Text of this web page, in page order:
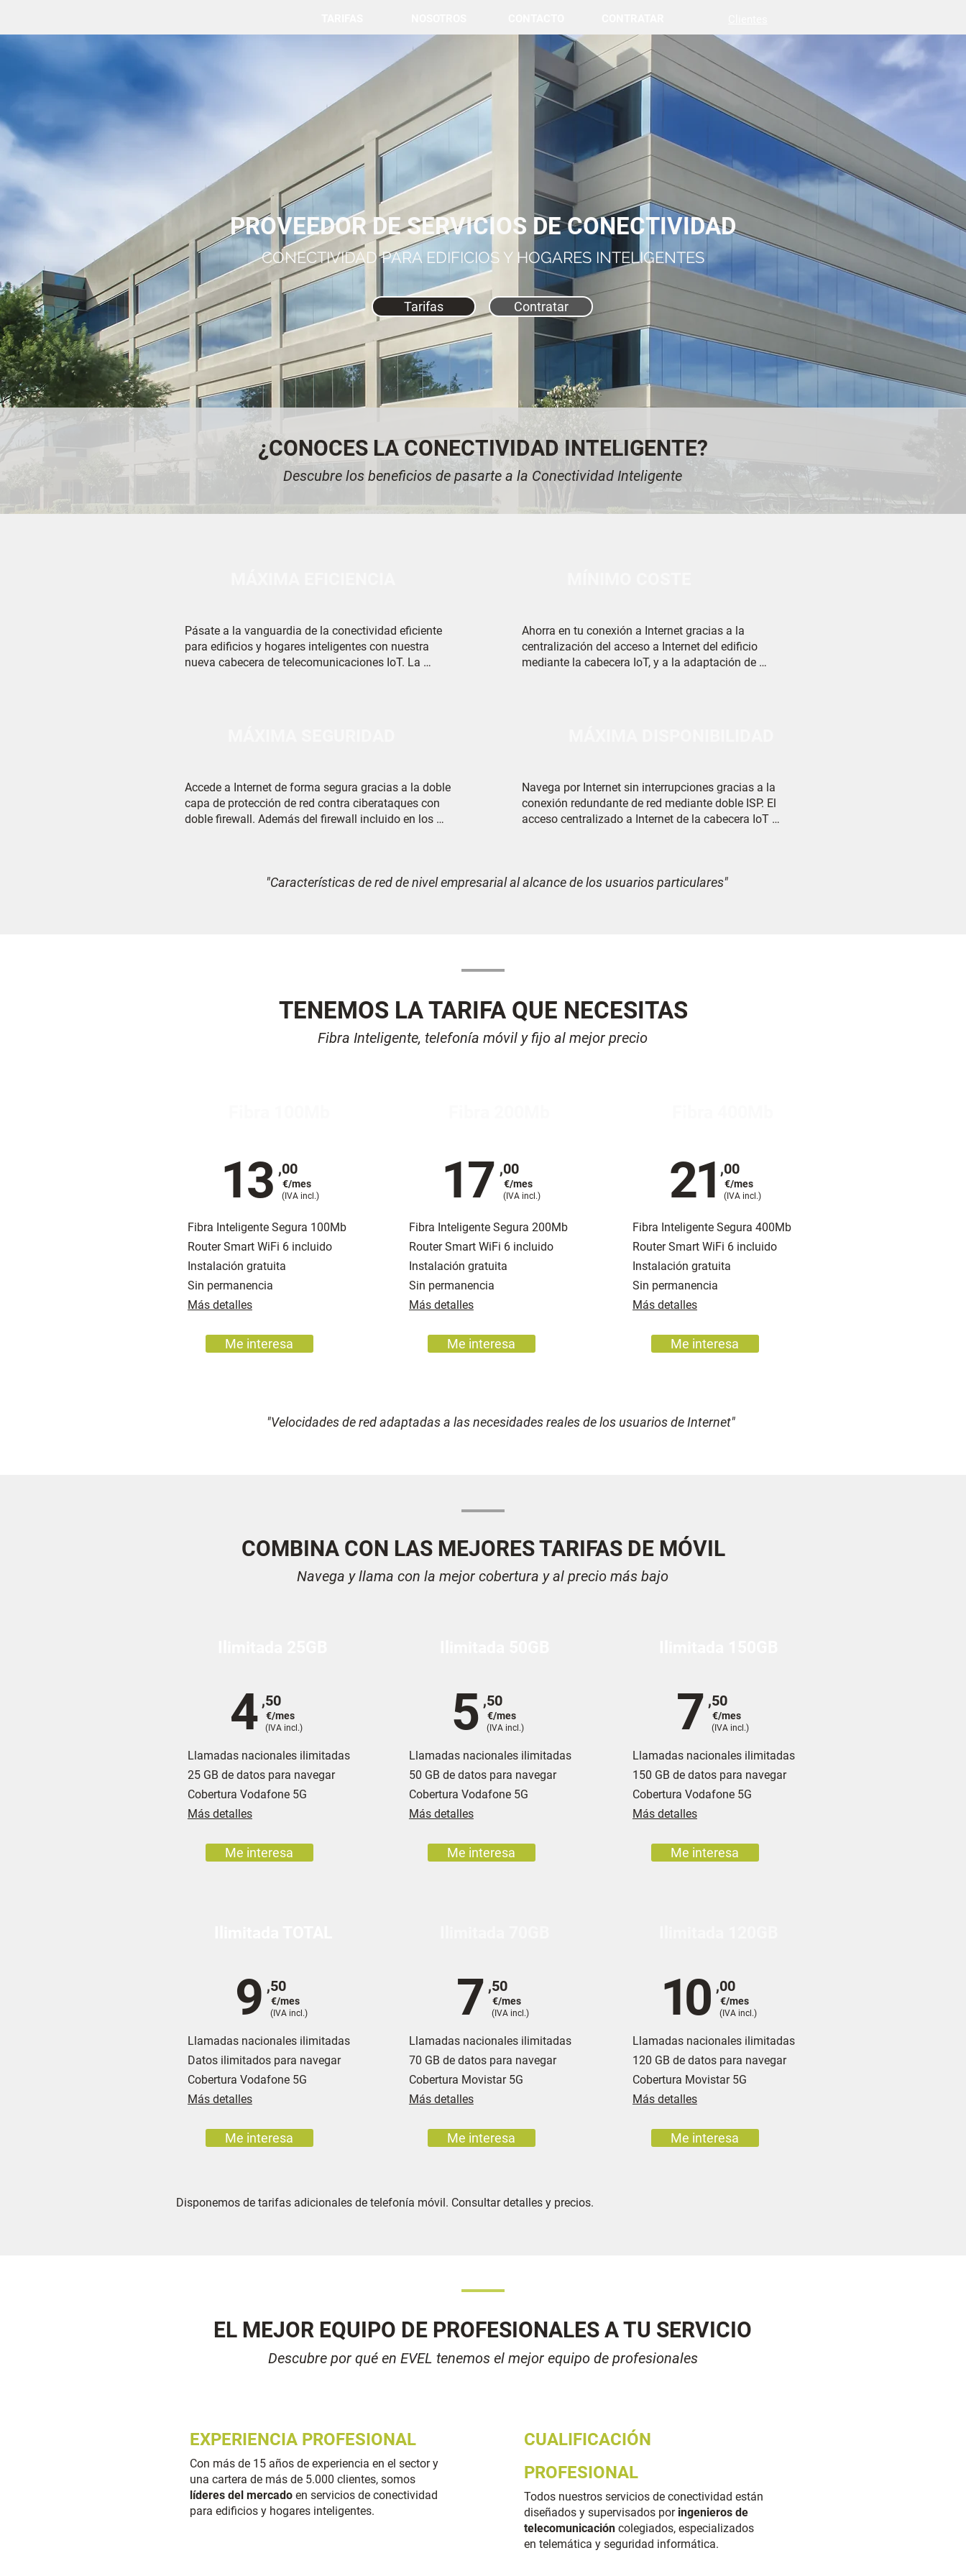
900 525 595
PROVEEDOR DE SERVICIOS DE CONECTIVIDAD
CONECTIVIDAD PARA EDIFICIOS Y HOGARES INTELIGENTES
Tarifas Contratar
¿CONOCES LA CONECTIVIDAD INTELIGENTE?
Descubre los beneficios de pasarte a la Conectividad Inteligente
Accede a Internet de forma segura gracias a la doble
capa de protección de red contra ciberataques con
doble firewall. Además del firewall incluido en los
seguridad informática.
Navega por Internet sin interrupciones gracias a la
conexión redundante de red mediante doble ISP. El
acceso centralizado a Internet de la cabecera IoT
de los usuarios.
Pásate a la vanguardia de la conectividad eficiente
para edificios y hogares inteligentes con nuestra
nueva cabecera de telecomunicaciones IoT. La
Ahorra en tu conexión a Internet gracias a la
centralización del acceso a Internet del edificio
mediante la cabecera IoT, y a la adaptación de
"Características de red de nivel empresarial al alcance de los usuarios particulares"
TENEMOS LA TARIFA QUE NECESITAS
Fibra Inteligente, telefonía móvil y fijo al mejor precio
13 ,00
€/mes
(IVA incl.)
Fibra Inteligente Segura 100Mb
Router Smart WiFi 6 incluido
Instalación gratuita
Sin permanencia
Más detalles
Me interesa
17 ,00
€/mes
(IVA incl.)
Fibra Inteligente Segura 200Mb
Router Smart WiFi 6 incluido
Instalación gratuita
Sin permanencia
Más detalles
Me interesa
21,00
€/mes
(IVA incl.)
Fibra Inteligente Segura 400Mb
Router Smart WiFi 6 incluido
Instalación gratuita
Sin permanencia
Más detalles
Me interesa
"Velocidades de red adaptadas a las necesidades reales de los usuarios de Internet"
COMBINA CON LAS MEJORES TARIFAS DE MÓVIL
Navega y llama con la mejor cobertura y al precio más bajo
9 ,50
€/mes
(IVA incl.)
Llamadas nacionales ilimitadas
Datos ilimitados para navegar
Cobertura Vodafone 5G
Más detalles
Me interesa
7 ,50
€/mes
(IVA incl.)
Llamadas nacionales ilimitadas
70 GB de datos para navegar
Cobertura Movistar 5G
Más detalles
Me interesa
10 ,00
€/mes
(IVA incl.)
Llamadas nacionales ilimitadas
120 GB de datos para navegar
Cobertura Movistar 5G
Más detalles
Me interesa
4 ,50
€/mes
(IVA incl.)
Llamadas nacionales ilimitadas
25 GB de datos para navegar
Cobertura Vodafone 5G
Más detalles
Me interesa
5 ,50
€/mes
(IVA incl.)
Llamadas nacionales ilimitadas
50 GB de datos para navegar
Cobertura Vodafone 5G
Más detalles
Me interesa
7 ,50
€/mes
(IVA incl.)
Llamadas nacionales ilimitadas
150 GB de datos para navegar
Cobertura Vodafone 5G
Más detalles
Me interesa
Disponemos de tarifas adicionales de telefonía móvil. Consultar detalles y precios.
EL MEJOR EQUIPO DE PROFESIONALES A TU SERVICIO
Descubre por qué en EVEL tenemos el mejor equipo de profesionales
EXPERIENCIA PROFESIONAL
Con más de 15años de experiencia en el sector y
una cartera de más de 5.000 clientes, somos
líderes del mercadoen servicios de conectividad
para edificios y hogares inteligentes.
CUALIFICACIÓN
PROFESIONAL
Todos nuestros servicios de conectividad están
diseñados y supervisados por ingenieros de
telecomunicación colegiados,especializados
en telemática y seguridad informática.